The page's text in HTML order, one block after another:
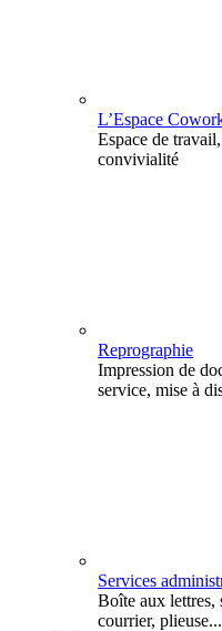
L’Espace
Espace de
convivialité
Reprographie
Impression de
service, mise à
Services
Boîte aux lettres,
courrier, plieuse...